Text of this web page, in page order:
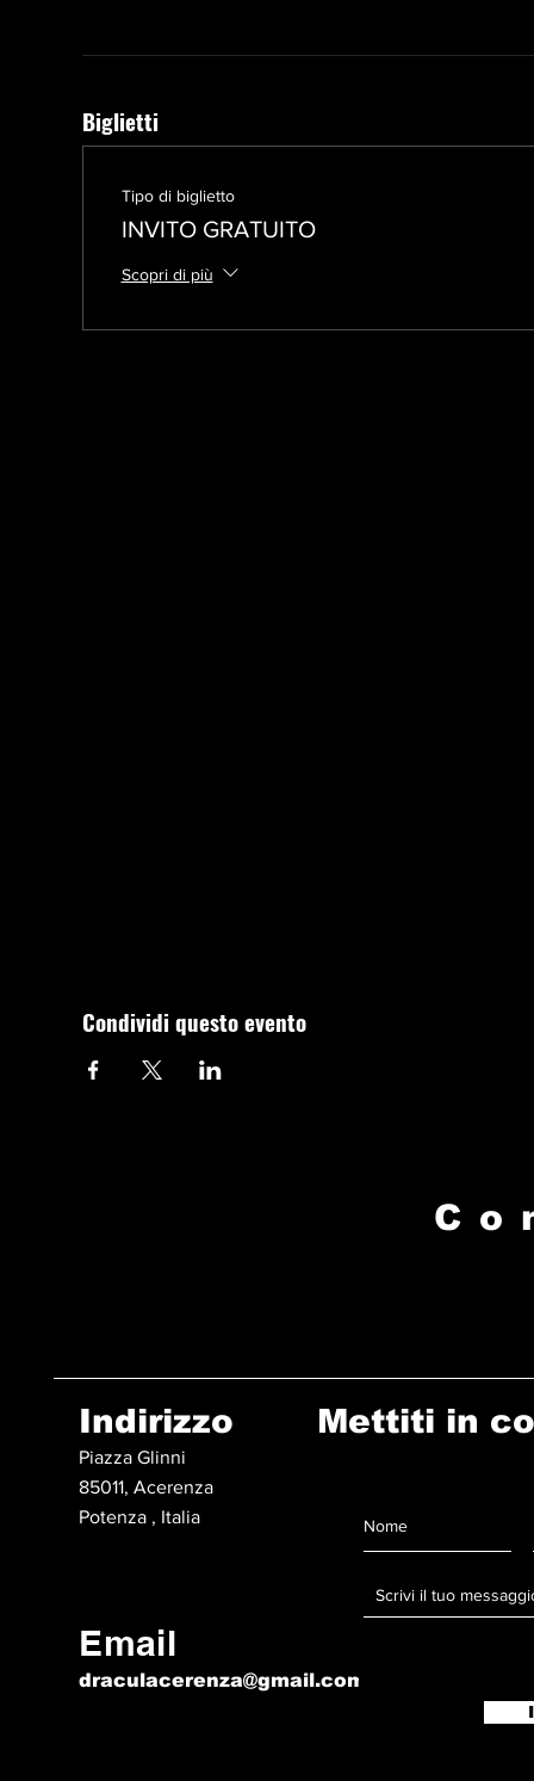
Biglietti
Tipo di biglietto
INVITO GRATUITO
Scopri di più
Condividi questo evento
Indirizzo
Piazza Glinni
85011, Acerenza
Potenza , Italia
Email
draculacerenza@gmail.com
Mettiti in